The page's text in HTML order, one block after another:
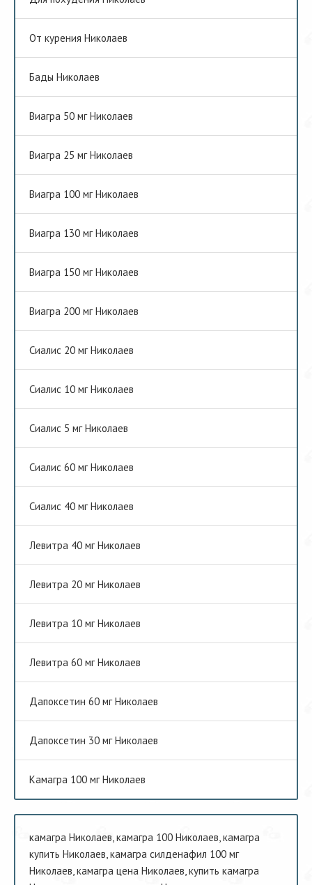
От курения Николаев
Бады Николаев
Виагра 50 мг Николаев
Виагра 25 мг Николаев
Виагра 100 мг Николаев
Виагра 130 мг Николаев
Виагра 150 мг Николаев
Виагра 200 мг Николаев
Сиалис 20 мг Николаев
Сиалис 10 мг Николаев
Сиалис 5 мг Николаев
Сиалис 60 мг Николаев
Сиалис 40 мг Николаев
Левитра 40 мг Николаев
Левитра 20 мг Николаев
Левитра 10 мг Николаев
Левитра 60 мг Николаев
Дапоксетин 60 мг Николаев
Дапоксетин 30 мг Николаев
Камагра 100 мг Николаев
камагра Николаев, камагра 100 Николаев, камагра
купить Николаев, камагра силденафил 100 мг
Николаев, камагра цена Николаев, купить камагра